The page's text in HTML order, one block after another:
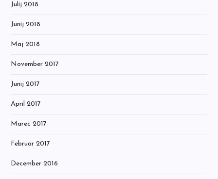
Julij 2018
Junij 2018
Maj 2018
November 2017
Junij 2017
April 2017
Marec 2017
Februar 2017
December 2016